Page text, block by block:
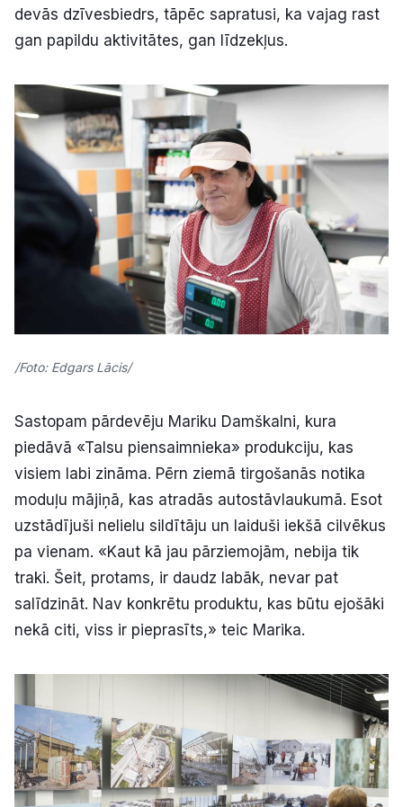
devās dzīvesbiedrs, tāpēc sapratusi, ka vajag rast
gan papildu aktivitātes, gan līdzekļus.
/Foto: Edgars Lācis/
Sastopam pārdevēju Mariku Damškalni, kura
piedāvā «Talsu piensaimnieka» produkciju, kas
visiem labi zināma. Pērn ziemā tirgošanās notika
moduļu mājiņā, kas atradās autostāvlaukumā. Esot
uzstādījuši nelielu sildītāju un laiduši iekšā cilvēkus
pa vienam. «Kaut kā jau pārziemojām, nebija tik
traki. Šeit, protams, ir daudz labāk, nevar pat
salīdzināt. Nav konkrētu produktu, kas būtu ejošāki
nekā citi, viss ir pieprasīts,» teic Marika.